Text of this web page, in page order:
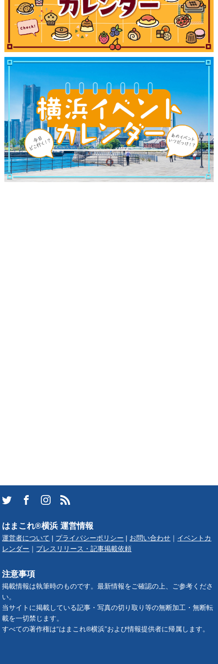
観光ガイド
ランキング
ブログ記事
はまこれ®横浜 運営情報
運営者について プライバシーポリシー お問い合わせ
イベントカ
レンダー
プレスリリース・記事掲載依頼
注意事項
掲載情報は執筆時のものです。最新情報をご確認の上、ご参考くださ
い。
当サイトに掲載している記事・写真の切り取り等の無断加工・無断転
載を一切禁じます。
すべての著作権は“はまこれ®横浜”および情報提供者に帰属します。